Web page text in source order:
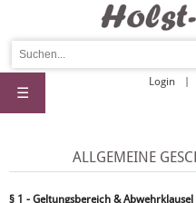
Login
☰
ALLGEMEINE
§ 1 - Geltungsbereich & Abwehrklausel